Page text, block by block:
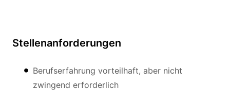
Stellenanforderungen
Berufserfahrung vorteilhaft, aber nicht
zwingend erforderlich